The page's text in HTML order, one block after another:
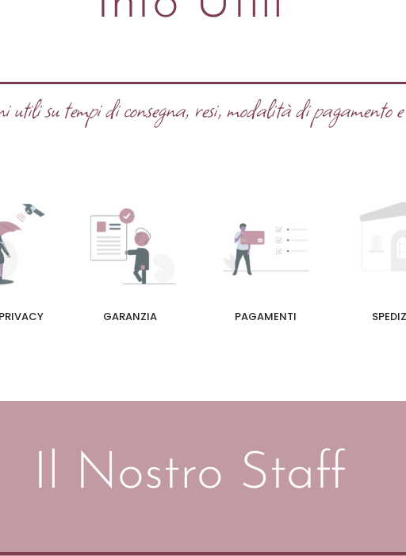
su tempi di consegna, resi, modalità di pagamento
GARANZIA PAGAMENTI
Il Nostro Staff